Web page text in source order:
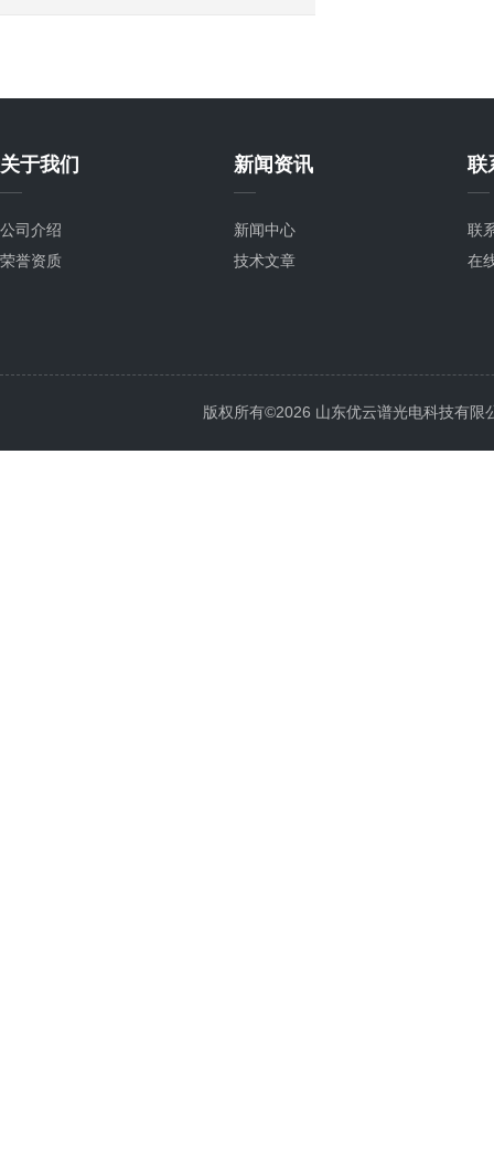
关于我们
公司介绍
荣誉资质
新闻资讯
新闻中心
技术文章
联
联
在
版权所有©2026 山东优云谱光电科技有